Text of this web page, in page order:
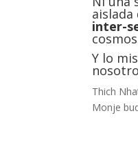
aislada
inter-
Y lo
Thich
Monje